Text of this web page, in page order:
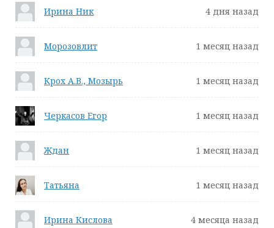
Ирина Ник 4 дня назад
Морозовлит 1 месяц назад
Крох А.В., Мозырь 1 месяц назад
Черкасов Егор 1 месяц назад
Ждан 1 месяц назад
Татьяна 1 месяц назад
Ирина Кислова 4 месяца назад